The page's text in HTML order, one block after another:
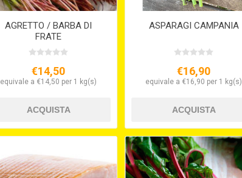
AGRETTO / BARBA DI
FRATE
€14,50
equivale a €14,50 per 1 kg(s)
ASPARAGI CAMPANIA
€16,90
equivale a €16,90 per 1 kg(s)